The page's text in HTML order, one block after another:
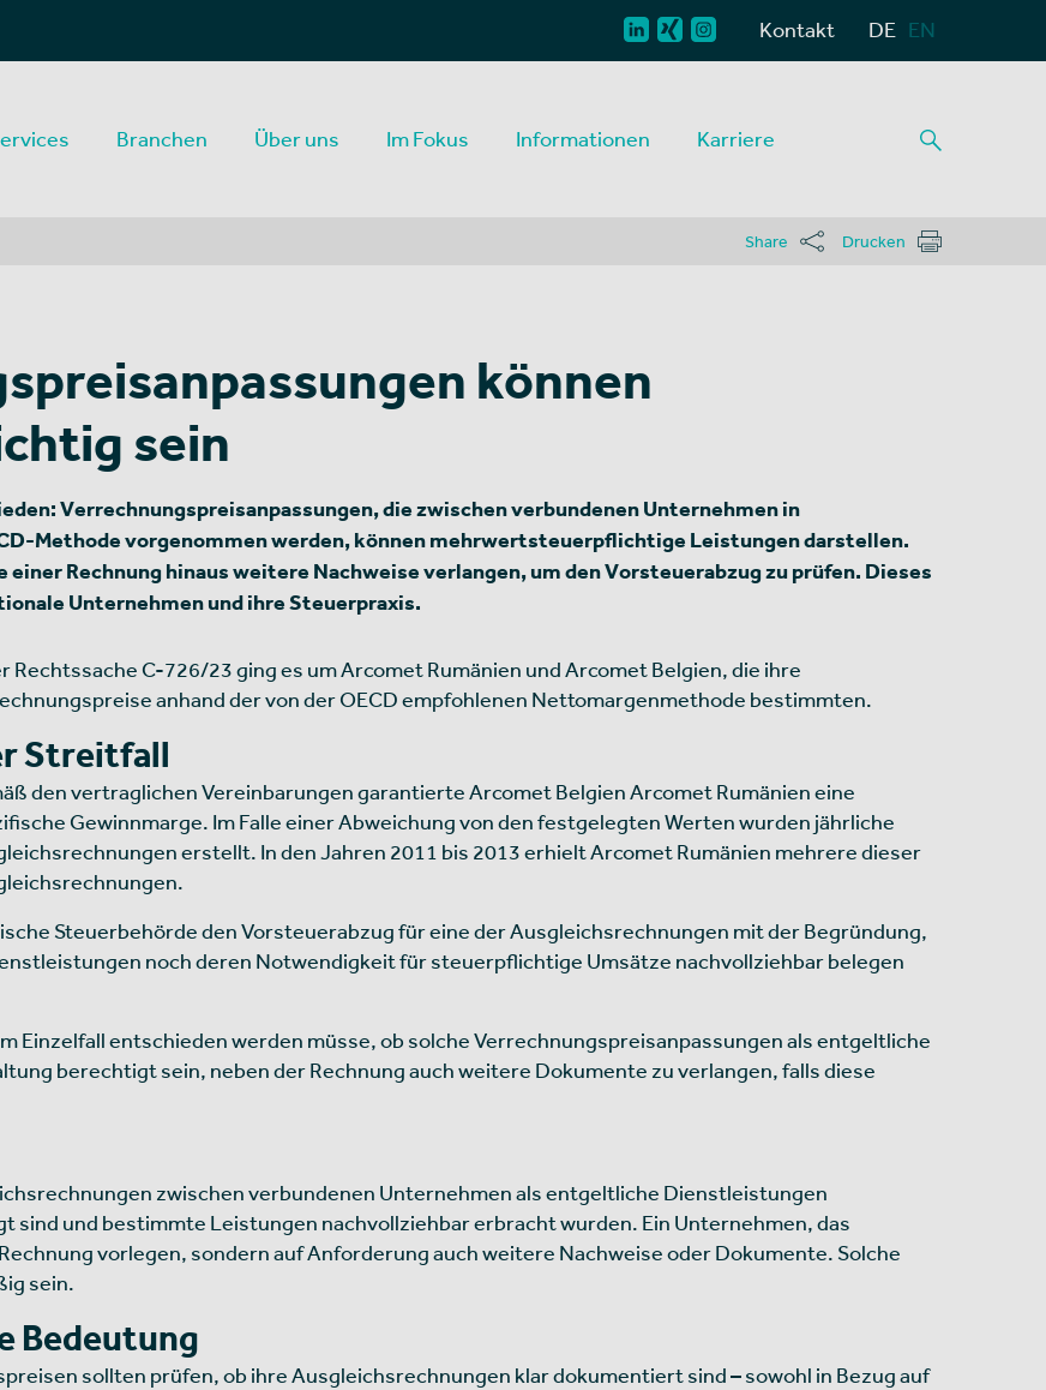
Kontakt DE EN
Branchen Über uns Im Fokus Informationen Karriere
Drucken
Share
können
sein
Verrechnungspreisanpassungen, die zwischen verbundenen Unternehmen in
Methode vorgenommen werden, können mehrwertsteuerpflichtige Leistungen darstellen.
Rechnung hinaus weitere Nachweise verlangen, um den Vorsteuerabzug zu prüfen. Dieses
Unternehmen und ihre Steuerpraxis.
Rechtssache C-726/23 ging es um Arcomet Rumänien und Arcomet Belgien, die ihre
anhand der von der OECD empfohlenen Nettomargenmethode bestimmten.
Streitfall
den vertraglichen Vereinbarungen garantierte Arcomet Belgien Arcomet Rumänien eine
Gewinnmarge. Im Falle einer Abweichung von den festgelegten Werten wurden jährliche
erstellt. In den Jahren 2011 bis 2013 erhielt Arcomet Rumänien mehrere dieser
Steuerbehörde den Vorsteuerabzug für eine der Ausgleichsrechnungen mit der Begründung,
noch deren Notwendigkeit für steuerpflichtige Umsätze nachvollziehbar belegen
Einzelfall entschieden werden müsse, ob solche Verrechnungspreisanpassungen als entgeltliche
berechtigt sein, neben der Rechnung auch weitere Dokumente zu verlangen, falls diese
zwischen verbundenen Unternehmen als entgeltliche Dienstleistungen
sind und bestimmte Leistungen nachvollziehbar erbracht wurden. Ein Unternehmen, das
vorlegen, sondern auf Anforderung auch weitere Nachweise oder Dokumente. Solche
sein.
Bedeutung
sollten prüfen, ob ihre Ausgleichsrechnungen klar dokumentiert sind – sowohl in Bezug auf